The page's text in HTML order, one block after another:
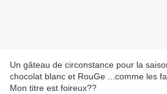
Un gâteau de circonstance pour la
chocolat blanc et RouGe ...comme les
Mon titre est foireux??